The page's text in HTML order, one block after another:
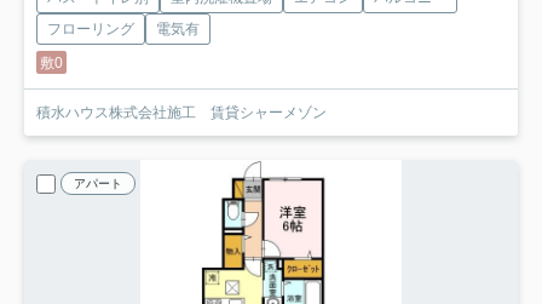
フローリング
電気有
敷0
積水ハウス株式会社施工 賃貸シャーメゾン
アパート